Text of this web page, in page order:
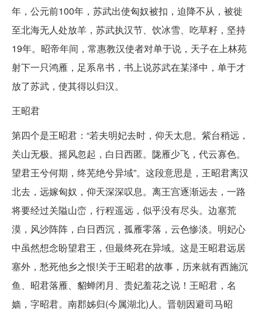
年，公元前100年，苏武出使匈奴被扣，迫降不从，被徙
至北海无人处放羊，苏武执汉节、饮冰雪、吃草籽，坚持
19年。昭帝年间，常惠教汉使者对单于说，天子在上林苑
射下一只鸿雁，足系帛书，书上说苏武在某泽中，单于才
放了苏武，使其得以归汉。
王昭君
第四个是王昭君：“若夫明妃去时，仰天太息。紫台稍远，
关山无极。摇风忽起，白日西匿。陇雁少飞，代云寡色。
望君王兮何期，终芜绝兮异域”。这段意思是，王昭君离汉
北去，远嫁匈奴，仰天深深叹息。离王宫逐渐远去，一路
将要经过关隘山峦，行程遥远，似乎没有尽头。边塞荒
漠，风沙阵阵，白日西沉，孤雁零落，云色惨淡。明妃心
中虽然想念盼望君王，但最终死在异域。这是王昭君远居
塞外，愁死他乡之恨!关于王昭君的故事，历来就有西施沉
鱼、昭君落雁、貂蝉闭月、贵妃羞花之说！王昭君，名
嫱，字昭君。南郡姊归(今属湖北)人。晋朝因避司马昭